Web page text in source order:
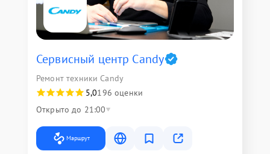
Сервисный центр Candy
Ремонт техники Candy
5,0196 оценки
Открыто до 21:00
Маршрут